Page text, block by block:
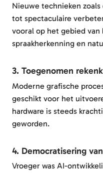
Nieuwe technieken
tot spectaculaire
vooral op het gebied
spraakherkenning en
3. Toegenomen
Moderne grafische
geschikt voor het
hardware is steeds
geworden.
4. Democratisering
Vroeger was AI-